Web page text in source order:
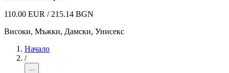
110.00 EUR / 215.14 BGN
Високи, Мъжки, Дамски, Унисекс
Начало
/
...